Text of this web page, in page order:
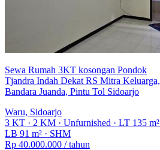
Sewa Rumah 3KT kosongan Pondok
Tjandra Indah Dekat RS Mitra Keluarga,
Bandara Juanda, Pintu Tol Sidoarjo
Waru, Sidoarjo
3 KT · 2 KM · Unfurnished · LT 135 m²
LB 91 m² · SHM
Rp 40.000.000 / tahun